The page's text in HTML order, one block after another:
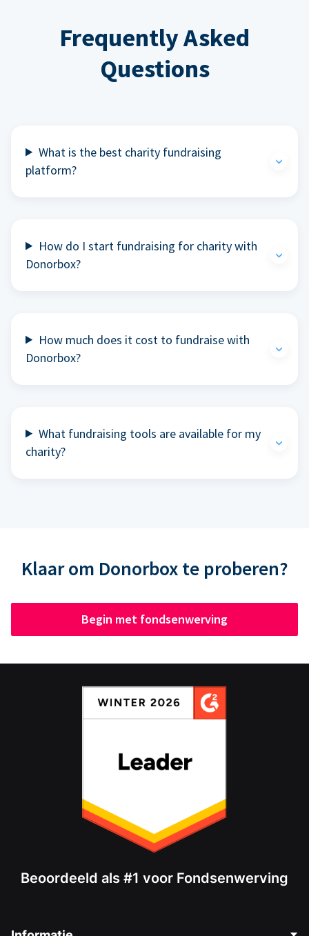
Frequently Asked
Questions
What is the best charity fundraising
platform?
How do I start fundraising for charity with
Donorbox?
How much does it cost to fundraise with
Donorbox?
What fundraising tools are available for my
charity?
Klaar om Donorbox te proberen?
Begin met fondsenwerving
Beoordeeld als #1 voor Fondsenwerving